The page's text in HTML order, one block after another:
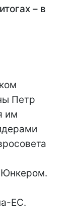
– в
Петр
им
ЕС.